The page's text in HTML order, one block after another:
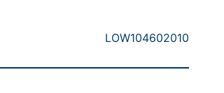
LOW104602010